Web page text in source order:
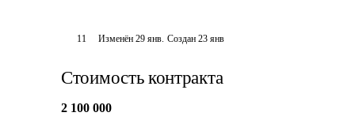
11 Изменён29 янв. Создан 23 янв
Стоимость контракта
2 100 000